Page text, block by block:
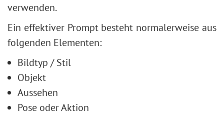
verwenden.
Ein effektiver Prompt besteht normalerweise aus
folgenden Elementen:
Bildtyp / Stil
Objekt
Aussehen
Pose oder Aktion